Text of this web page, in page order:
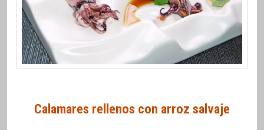
Calamares rellenos con arroz salvaje